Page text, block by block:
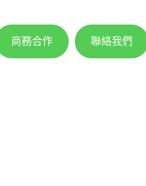
商務合作 聯絡我們